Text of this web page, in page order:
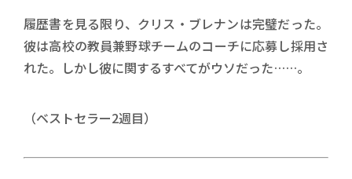
履歴書を見る限り、クリス・ブレナンは完璧だった。
彼は高校の教員兼野球チームのコーチに応募し採用さ
れた。しかし彼に関するすべてがウソだった……。
（ベストセラー2週目）